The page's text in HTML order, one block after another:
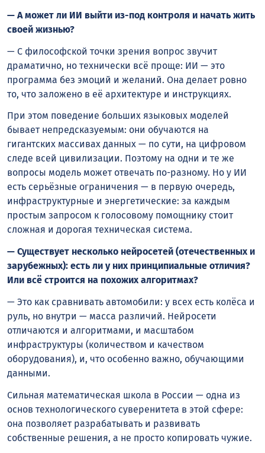
— А может ли ИИ выйти из-под контроля и начать жить
своей жизнью?
— С философской точки зрения вопрос звучит
драматично, но технически всё проще: ИИ — это
программа без эмоций и желаний. Она делает ровно
то, что заложено в её архитектуре и инструкциях.
При этом поведение больших языковых моделей
бывает непредсказуемым: они обучаются на
гигантских массивах данных — по сути, на цифровом
следе всей цивилизации. Поэтому на одни и те же
вопросы модель может отвечать по-разному. Но у ИИ
есть серьёзные ограничения — в первую очередь,
инфраструктурные и энергетические: за каждым
простым запросом к голосовому помощнику стоит
сложная и дорогая техническая система.
— Существует несколько нейросетей (отечественных и
зарубежных): есть ли у них принципиальные отличия?
Или всё строится на похожих алгоритмах?
— Это как сравнивать автомобили: у всех есть колёса и
руль, но внутри — масса различий. Нейросети
отличаются и алгоритмами, и масштабом
инфраструктуры (количеством и качеством
оборудования), и, что особенно важно, обучающими
данными.
Сильная математическая школа в России — одна из
основ технологического суверенитета в этой сфере:
она позволяет разрабатывать и развивать
собственные решения, а не просто копировать чужие.